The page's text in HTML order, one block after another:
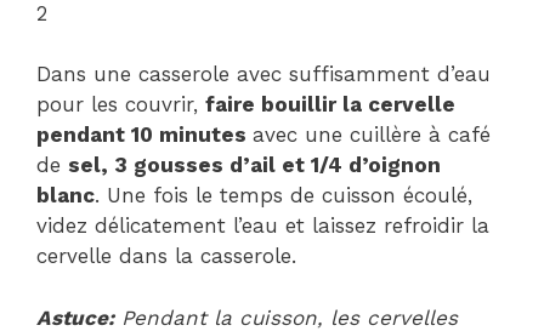
2
Dans une casserole avec suffisamment d’eau
pour les couvrir, faire bouillir la cervelle
pendant 10 minutes avec une cuillère à café
de sel, 3 gousses d’ail et 1/4 d’oignon
blanc. Une fois le temps de cuisson écoulé,
videz délicatement l’eau et laissez refroidir la
cervelle dans la casserole.
Astuce:Pendant la cuisson, les cervelles